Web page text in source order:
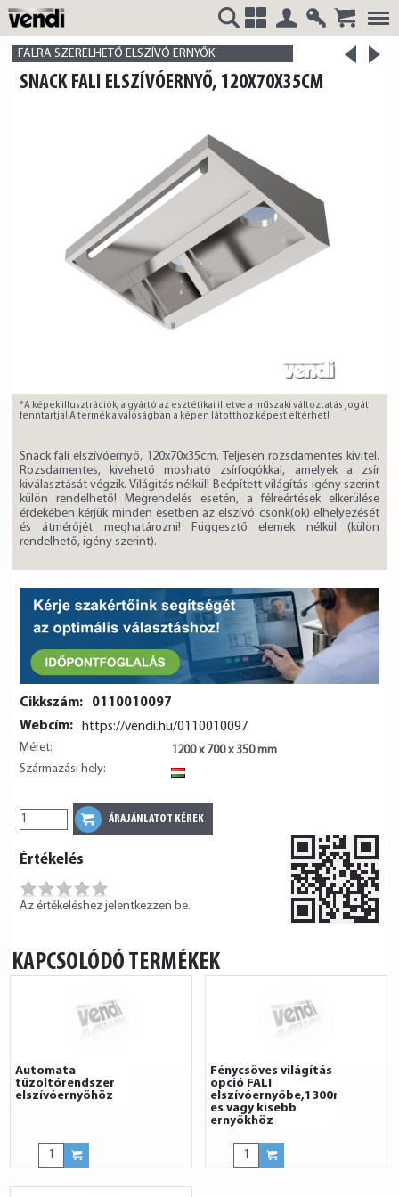
VENDI +
FALRA SZERELHETŐ ELSZÍVÓ ERNYŐK
<
>
SNACK FALI ELSZÍVÓERNYŐ, 120X70X35CM
*A képek illusztrációk, a gyártó az esztétikai illetve a műszaki változtatás jogát
fenntartja! A termék a valóságban a képen látotthoz képest eltérhet!
Snack fali elszívóernyő, 120x70x35cm. Teljesen rozsdamentes kivitel.
Rozsdamentes, kivehető mosható zsírfogókkal, amelyek a zsír
kiválasztását végzik. Világitás nélkül! Beépített világítás igény szerint
külön rendelhető! Megrendelés esetén, a félreértések elkerülése
érdekében kérjük minden esetben az elszívó csonk(ok) elhelyezését
és átmérőjét meghatározni! Függesztő elemek nélkül (külön
rendelhető, igény szerint).
Cikkszám:
0110010097
Webcím:
https://vendi.hu/0110010097
Méret:
1200 x 700 x 350 mm
Származási hely:
Értékelés
Az értékeléshez jelentkezzen be.
KAPCSOLÓDÓ TERMÉKEK
Automata
tűzoltórendszer
elszívóernyőhöz
Fénycsöves világítás
opció FALI
elszívóernyőbe,1300mm-
es vagy kisebb
ernyőkhöz